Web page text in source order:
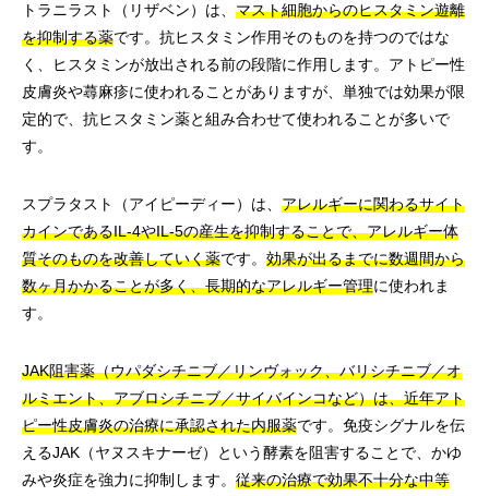
トラニラスト（リザベン）は、 マスト細胞からのヒスタミン遊離
を抑制する薬です。抗ヒスタミン作用そのものを持つのではな
く、ヒスタミンが放出される前の段階に作用します。アトピー性
皮膚炎や蕁麻疹に使われることがありますが、単独では効果が限
定的で、抗ヒスタミン薬と組み合わせて使われることが多いで
す。
スプラタスト（アイピーディー）は、 アレルギーに関わるサイト
カインであるIL-4やIL-5の産生を抑制することで、アレルギー体
質そのものを改善していく薬です。 効果が出るまでに数週間から
数ヶ月かかることが多く、長期的なアレルギー管理に使われま
す。
JAK阻害薬（ウパダシチニブ／リンヴォック、バリシチニブ／オ
ルミエント、アブロシチニブ／サイバインコなど）は、近年アト
ピー性皮膚炎の治療に承認された内服薬です。免疫シグナルを伝
えるJAK（ヤヌスキナーゼ）という酵素を阻害することで、かゆ
みや炎症を強力に抑制します。 従来の治療で効果不十分な中等